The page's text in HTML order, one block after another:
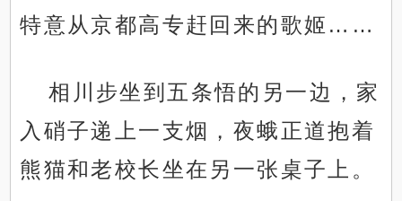
特意从京都高专赶回来的歌姬……
相川步坐到五条悟的另一边，家
入硝子递上一支烟，夜蛾正道抱着
熊猫和老校长坐在另一张桌子上。